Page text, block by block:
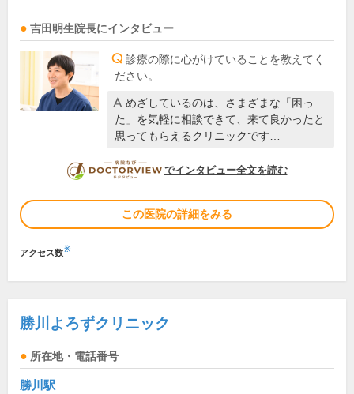
吉田明生院長にインタビュー
診療の際に心がけていることを教えてく
ださい。
めざしているのは、さまざまな「困っ
た」を気軽に相談できて、来て良かったと
思ってもらえるクリニックです…
DOCTORVIEW
でインタビュー全文を読む
この医院の詳細をみる
アクセス数※
勝川よろずクリニック
所在地・電話番号
勝川駅